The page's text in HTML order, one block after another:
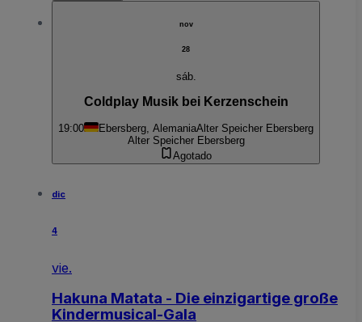
nov
28
sáb.
Coldplay Musik bei Kerzenschein
19:00 Ebersberg, AlemaniaAlter Speicher Ebersberg
Alter Speicher Ebersberg
Agotado
dic
4
vie.
Hakuna Matata - Die einzigartige große
Kindermusical-Gala